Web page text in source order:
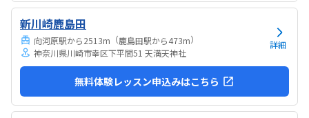
新川崎鹿島田
向河原駅から2513m （鹿島田駅から473m）
神奈川県川崎市幸区下平間51 天満天神社
詳細
無料体験レッスン申込みはこちら